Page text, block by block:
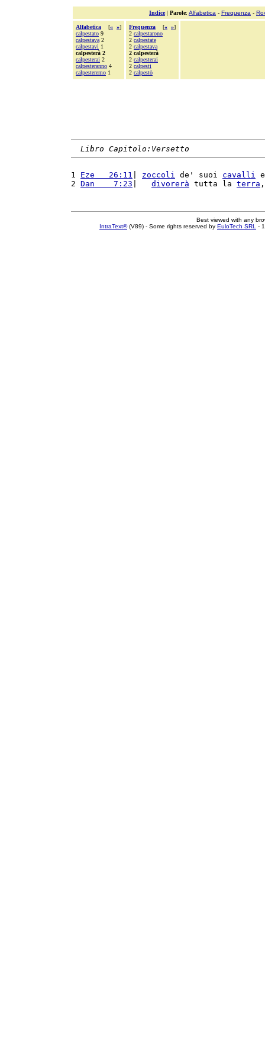
Indice| Parole: Alfabetica - Frequenza -
Alfabetica [« »]
calpestato 9
calpestava 2
calpestavi 1
calpesterà 2
calpesterai 2
calpesteranno 4
calpesteremo 1
Frequenza [« »]
2 calpestarono
2 calpestate
2 calpestava
2 calpesterà
2 calpesterai
2 calpesti
2 calpestò
Libro Capitolo:Versetto
1 Eze   26:11 zoccoli de' suoi cavalli
2 Dan    7:23 divorerà tutta la terra
Best viewed with any
IntraText®(V89) - Some rights reserved by EuloTech SRL -